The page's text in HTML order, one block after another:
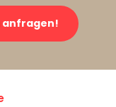
anfragen!